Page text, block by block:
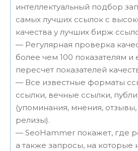
интеллектуальный подбор
самых лучших ссылок с
качества у лучших бирж
— Регулярная проверка
более чем 100 показателям
пересчет показателей
— Все известные форматы
ссылки, вечные ссылки,
(упоминания, мнения, отзывы,
релизы).
— SeoHammer покажет, где
а также запросы, на которые